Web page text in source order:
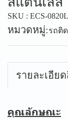
SKU : ECS-
หมวดหมู่:รถติ
รายละเอีย
คุณลักษณะ